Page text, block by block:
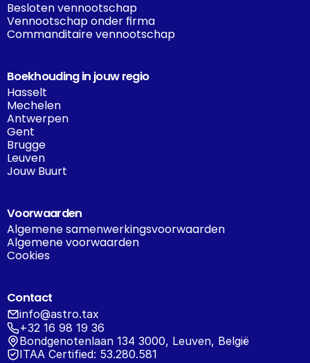
Besloten vennootschap
Vennootschap onder firma
Commanditaire vennootschap
Boekhouding in jouw regio
Hasselt
Mechelen
Antwerpen
Gent
Brugge
Leuven
Jouw Buurt
Voorwaarden
Algemene samenwerkingsvoorwaarden
Algemene voorwaarden
Cookies
Contact
info@astro.tax
+32 16 98 19 36
Bondgenotenlaan 134 3000, Leuven, België
ITAA Certified: 53.280.581